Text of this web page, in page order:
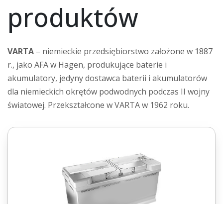
produktów
VARTA – niemieckie przedsiębiorstwo założone w 1887
r., jako AFA w Hagen, produkujące baterie i
akumulatory, jedyny dostawca baterii i akumulatorów
dla niemieckich okrętów podwodnych podczas II wojny
światowej. Przekształcone w VARTA w 1962 roku.